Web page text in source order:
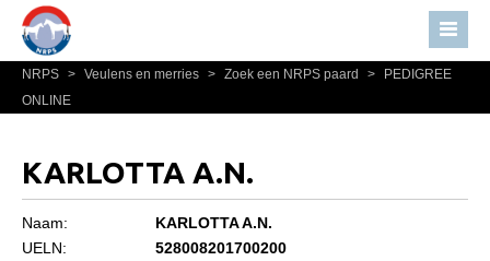
Home
Nieuws
Bestuur NRPS
NRPS > Veulens en merries > Zoek een NRPS paard >
PEDIGREE
ONLINE
KARLOTTA A.N.
Naam:
KARLOTTA A.N.
UELN:
528008201700200